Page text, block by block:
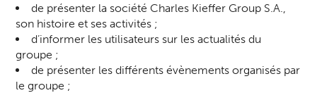
de présenter la société Charles Kieffer Group S.A.,
son histoire et ses activités ;
d’informer les utilisateurs sur les actualités du
groupe ;
de présenter les différents évènements organisés par
le groupe ;